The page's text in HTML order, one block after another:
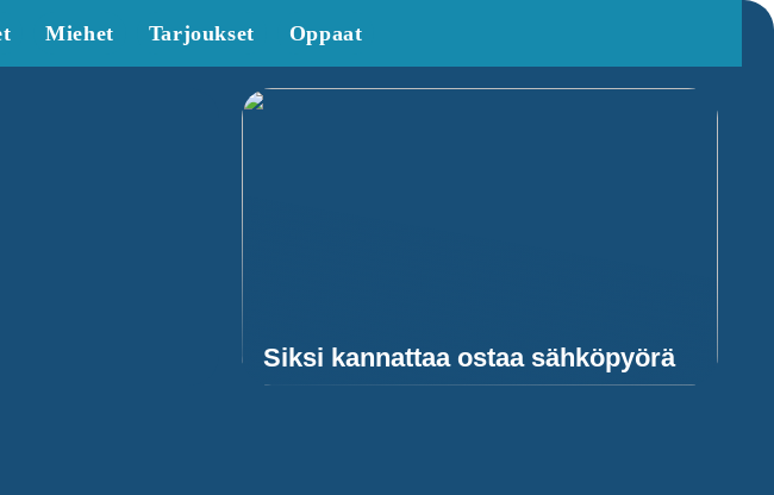
Miehet Tarjoukset Oppaat
Siksi kannattaa ostaa sähköpyörä